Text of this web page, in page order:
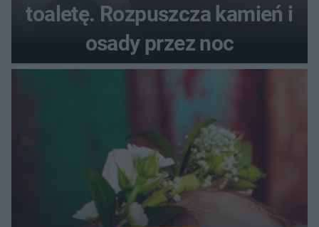
toaletę. Rozpuszcza kamień i
osady przez noc